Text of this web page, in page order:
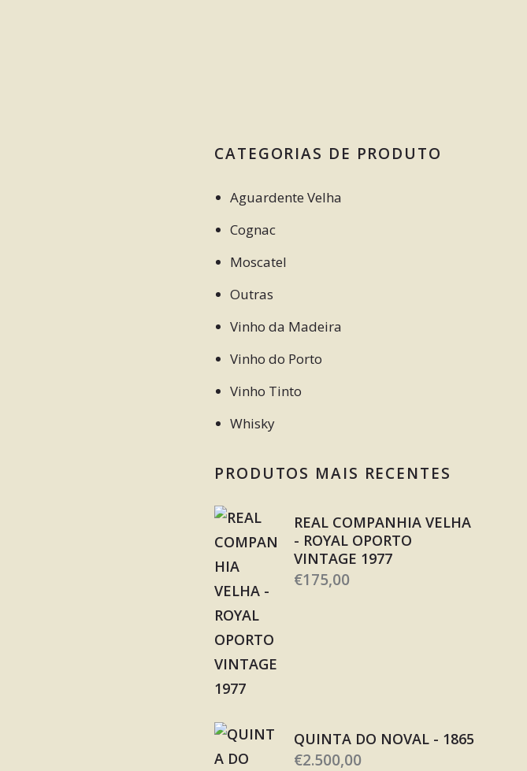
CATEGORIAS DE PRODUTO
Aguardente Velha
Cognac
Moscatel
Outras
Vinho da Madeira
Vinho do Porto
Vinho Tinto
Whisky
PRODUTOS MAIS RECENTES
REAL COMPANHIA VELHA
- ROYAL OPORTO
VINTAGE 1977
€175,00
QUINTA DO NOVAL - 1865
€2.500,00